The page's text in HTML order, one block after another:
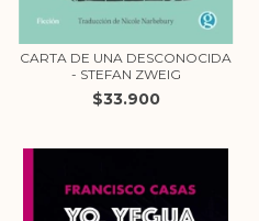
CARTA DE UNA DESCONOCIDA
- STEFAN ZWEIG
$33.900